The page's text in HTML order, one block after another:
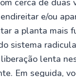
e/ou
a planta mais
sistema
lenta
Em seguida,